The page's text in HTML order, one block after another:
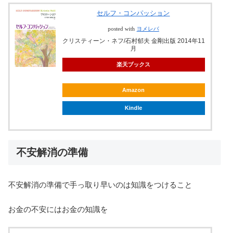
セルフ・コンパッション
posted with ヨメレバ
クリスティーン・ネフ/石村郁夫 金剛出版 2014年11
月
楽天ブックス
Amazon
Kindle
不安解消の準備
不安解消の準備で手っ取り早いのは知識をつけること
お金の不安にはお金の知識を